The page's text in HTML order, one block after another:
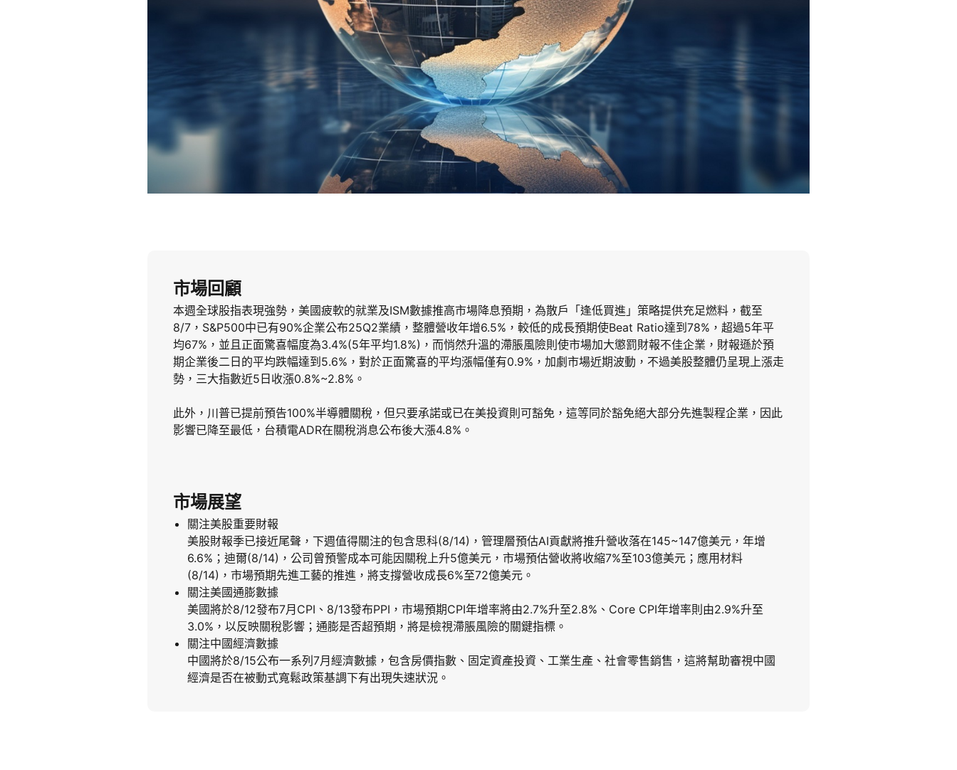
市場回顧
本週全球股指表現強勢，美國疲軟的就業及ISM數據推高市場降息預期，為散戶「逢低買進」策略提供充足燃料，截至
8/7，S&P500中已有90%企業公布25Q2業績，整體營收年增6.5%，較低的成長預期使Beat Ratio達到78%，超過5年平
均67%，並且正面驚喜幅度為3.4%(5年平均1.8%)，而悄然升溫的滯脹風險則使市場加大懲罰財報不佳企業，財報遜於預
期企業後二日的平均跌幅達到5.6%，對於正面驚喜的平均漲幅僅有0.9%，加劇市場近期波動，不過美股整體仍呈現上漲走
勢，三大指數近5日收漲0.8%~2.8%。
此外，川普已提前預告100%半導體關稅，但只要承諾或已在美投資則可豁免，這等同於豁免絕大部分先進製程企業，因此
影響已降至最低，台積電ADR在關稅消息公布後大漲4.8%。
市場展望
關注美股重要財報
美股財報季已接近尾聲，下週值得關注的包含思科(8/14)，管理層預估AI貢獻將推升營收落在145~147億美元，年增
6.6%；迪爾(8/14)，公司曾預警成本可能因關稅上升5億美元，市場預估營收將收縮7%至103億美元；應用材料
(8/14)，市場預期先進工藝的推進，將支撐營收成長6%至72億美元。
關注美國通膨數據
美國將於8/12發布7月CPI、8/13發布PPI，市場預期CPI年增率將由2.7%升至2.8%、Core CPI年增率則由2.9%升至
3.0%，以反映關稅影響；通膨是否超預期，將是檢視滯脹風險的關鍵指標。
關注中國經濟數據
中國將於8/15公布一系列7月經濟數據，包含房價指數、固定資產投資、工業生產、社會零售銷售，這將幫助審視中國
經濟是否在被動式寬鬆政策基調下有出現失速狀況。